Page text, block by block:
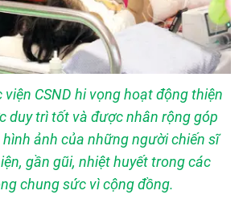
CSND hi vọng hoạt động thiện
duy trì tốt và được nhân rộng góp
ảnh của những người chiến sĩ
gần gũi, nhiệt huyết trong các
chung sức vì cộng đồng.